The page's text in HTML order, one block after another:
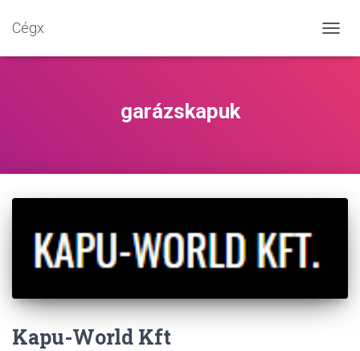
Cégx
BE-/
garázskapuk
Kapu-World Kft